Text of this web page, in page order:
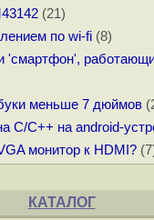
(21)
по wi-fi(8)
'смартфон',
меньше 7 дюймов
С/С++ на android-
монитор к HDMI?
КАТАЛОГ